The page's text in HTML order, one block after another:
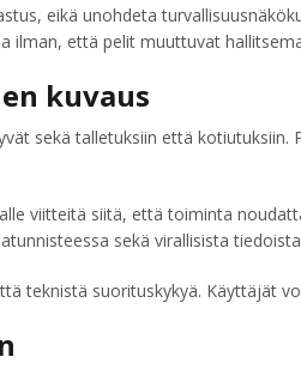
eikä unohdeta
ilman, että pelit muuttuvat
kuvaus
sekä talletuksiin että
viitteitä siitä, että toiminta
sekä virallisista
teknistä suorituskykyä. Käyttäjät